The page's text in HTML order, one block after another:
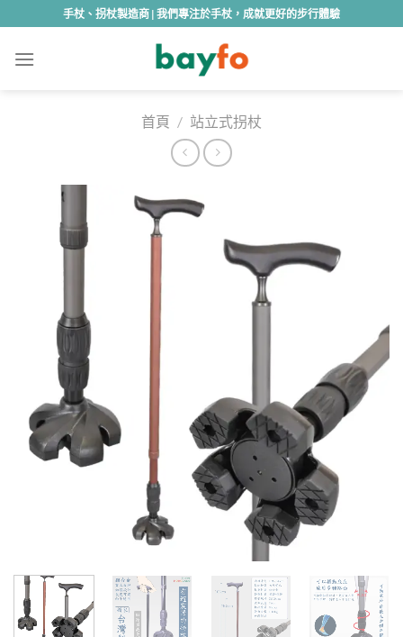
to
content
手杖、拐杖製造商 | 我們專注於手杖，成就更好的步行體驗
首頁 / 站立式拐杖